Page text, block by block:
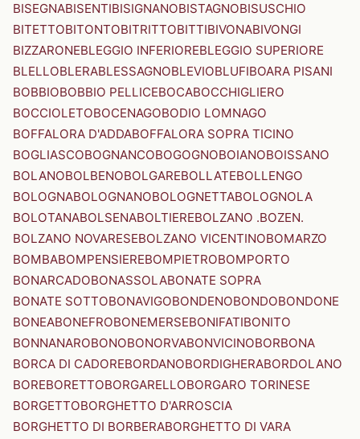
BISEGNABISENTIBISIGNANOBISTAGNOBISUSCHIO
BITETTOBITONTOBITRITTOBITTIBIVONABIVONGI
BIZZARONEBLEGGIO INFERIOREBLEGGIO SUPERIORE
BLELLOBLERABLESSAGNOBLEVIOBLUFIBOARA PISANI
BOBBIOBOBBIO PELLICEBOCABOCCHIGLIERO
BOCCIOLETOBOCENAGOBODIO LOMNAGO
BOFFALORA D'ADDABOFFALORA SOPRA TICINO
BOGLIASCOBOGNANCOBOGOGNOBOIANOBOISSANO
BOLANOBOLBENOBOLGAREBOLLATEBOLLENGO
BOLOGNABOLOGNANOBOLOGNETTABOLOGNOLA
BOLOTANABOLSENABOLTIEREBOLZANO .BOZEN.
BOLZANO NOVARESEBOLZANO VICENTINOBOMARZO
BOMBABOMPENSIEREBOMPIETROBOMPORTO
BONARCADOBONASSOLABONATE SOPRA
BONATE SOTTOBONAVIGOBONDENOBONDOBONDONE
BONEABONEFROBONEMERSEBONIFATIBONITO
BONNANAROBONOBONORVABONVICINOBORBONA
BORCA DI CADOREBORDANOBORDIGHERABORDOLANO
BOREBORETTOBORGARELLOBORGARO TORINESE
BORGETTOBORGHETTO D'ARROSCIA
BORGHETTO DI BORBERABORGHETTO DI VARA